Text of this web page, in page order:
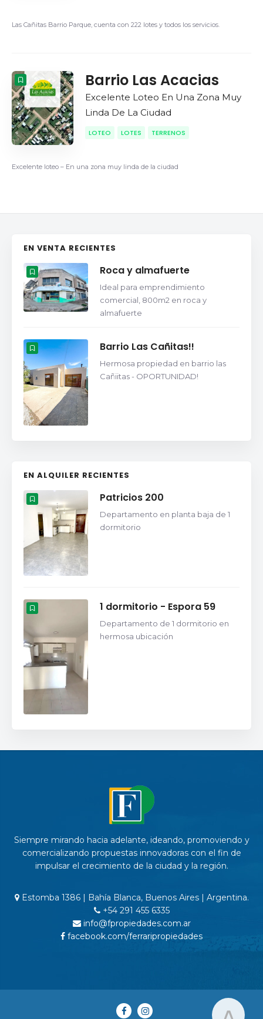
Las Cañitas Barrio Parque, cuenta con 222 lotes y todos los servicios.
Barrio Las Acacias
Excelente Loteo En Una Zona Muy
Linda De La Ciudad
LOTEO LOTES TERRENOS
Excelente loteo – En una zona muy linda de la ciudad
EN VENTA RECIENTES
Roca y almafuerte
Ideal para emprendimiento
comercial, 800m2 en roca y
almafuerte
Barrio Las Cañitas!!
Hermosa propiedad en barrio las
Cañiitas - OPORTUNIDAD!
EN ALQUILER RECIENTES
Patricios 200
Departamento en planta baja de 1
dormitorio
1 dormitorio - Espora 59
Departamento de 1 dormitorio en
hermosa ubicación
Siempre mirando hacia adelante, ideando, promoviendo y
comercializando propuestas innovadoras con el fin de
impulsar el crecimiento de la ciudad y la región.
Estomba 1386 | Bahía Blanca, Buenos Aires | Argentina.
+54 291 455 6335
info@fpropiedades.com.ar
facebook.com/ferraripropiedades
>